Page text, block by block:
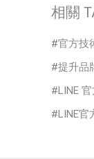
相關
官方技
提升品
LINE
LINE官